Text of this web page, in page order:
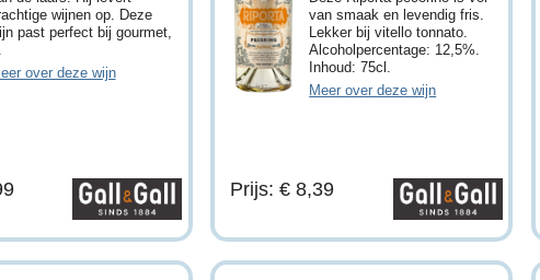
wijnen op. Deze
past perfect bij gourmet,
over deze wijn
van smaak en levendig fris.
Lekker bij vitello tonnato.
Alcoholpercentage: 12,5%.
Inhoud: 75cl.
Meer over deze wijn
Prijs: € 8,39